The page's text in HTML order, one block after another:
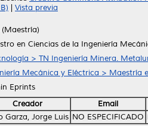
Vista previa
(Maestría)
en Ciencias de la Ingeniería
> TN Ingeniería Minera.
Mecánica y Eléctrica > Maestría
Eprints
Creador Email
Garza, Jorge Luis NO ESPECIFICADO